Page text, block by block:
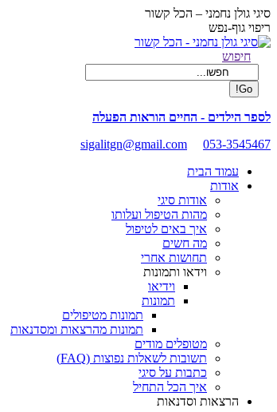
Skip
to
content
סיגי גולן נחמני – הכל קשור
ריפוי גוף-נפש
Facebook
opens
new
window
Search:
חיפוש
לספר הילדים - החיים הוראות הפעלה
sigalitgn@gmail.com
053-3545467
עמוד הבית
אודות
אודות סיגי
מהות הטיפול ועלותו
איך באים לטיפול
מה חשים
תחושות אחרי
וידאו ותמונות
וידיאו
תמונות
תמונות מטיפולים
תמונות מהרצאות ומסדנאות
מטופלים מודים
תשובות לשאלות נפוצות (FAQ)
כתבות על סיגי
איך הכל התחיל
הרצאות וסדנאות